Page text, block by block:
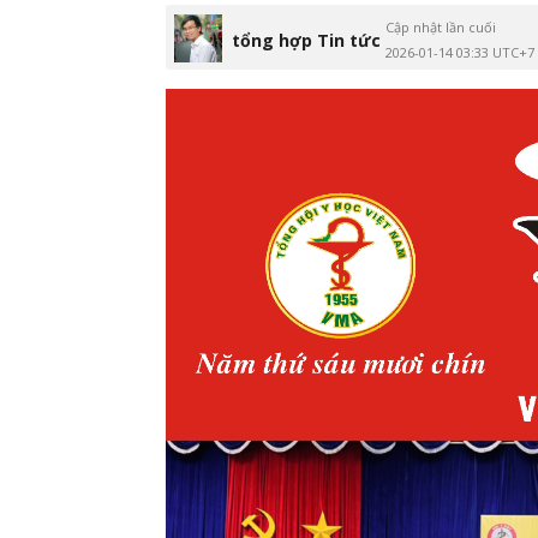
tổng hợp Tin tức
Cập nhật lần cuối
2026-01-14 03:33 UTC+7